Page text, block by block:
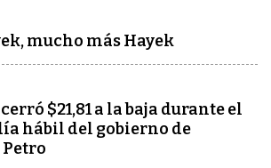
mucho más Hayek
$21,81 a la baja durante el
hábil del gobierno de
Petro